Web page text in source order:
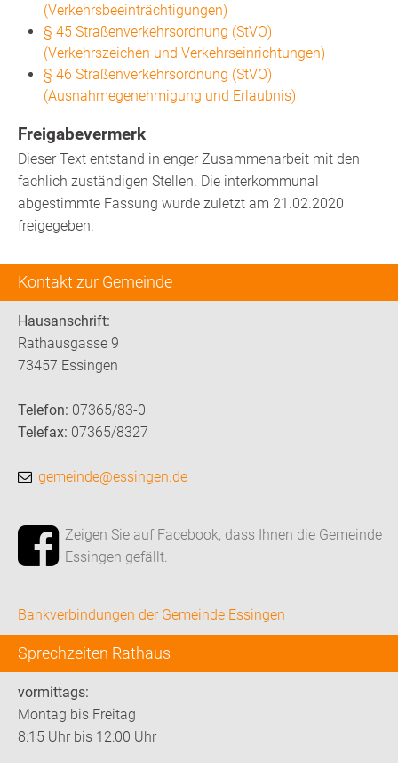
Kontakt zur Gemeinde
Hausanschrift:
Rathausgasse 9
73457 Essingen
Telefon: 07365/83-0
Telefax: 07365/8327
gemeinde@essingen.de
Zeigen Sie auf Facebook, dass Ihnen die Gemeinde
Essingen gefällt.
Bankverbindungen der Gemeinde Essingen
Sprechzeiten Rathaus
vormittags:
Montag bis Freitag
8:15 Uhr bis 12:00 Uhr
(Verkehrsbeeinträchtigungen)
§ 45 Straßenverkehrsordnung (StVO)
(Verkehrszeichen und Verkehrseinrichtungen)
§ 46 Straßenverkehrsordnung (StVO)
(Ausnahmegenehmigung und Erlaubnis)
Freigabevermerk
Dieser Text entstand in enger Zusammenarbeit mit den
fachlich zuständigen Stellen. Die interkommunal
abgestimmte Fassung wurde zuletzt am 21.02.2020
freigegeben.